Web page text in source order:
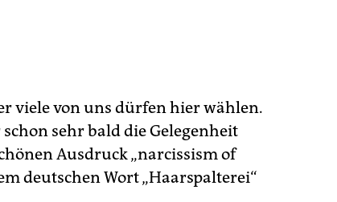
viele von uns dürfen hier wählen.
sehr bald die Gelegenheit
Ausdruck „narcissism of
deutschen Wort „Haarspalterei“